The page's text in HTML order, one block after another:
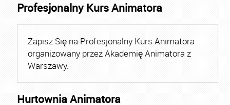
Profesjonalny Kurs Animatora
Zapisz Się na Profesjonalny Kurs Animatora
organizowany przez Akademię Animatora z
Warszawy.
Hurtownia Animatora